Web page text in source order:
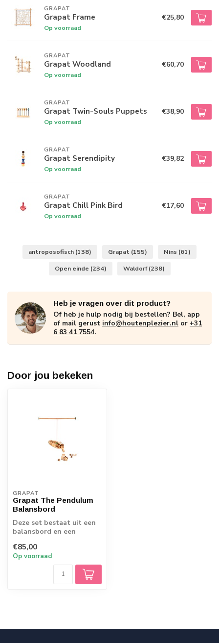
GRAPAT
Grapat Frame
Op voorraad
€25,80
GRAPAT
Grapat Woodland
Op voorraad
€60,70
GRAPAT
Grapat Twin-Souls Puppets
Op voorraad
€38,90
GRAPAT
Grapat Serendipity
Op voorraad
€39,82
GRAPAT
Grapat Chill Pink Bird
Op voorraad
€17,60
antroposofisch (138) Grapat (155) Nins (61)
Open einde (234) Waldorf(238)
Heb je vragen over dit product?
Of heb je hulp nodig bij bestellen? Bel, app
of mail gerust info@houtenplezier.nl or +31
6 83 41 7554.
Door jou bekeken
GRAPAT
Grapat The Pendulum
Balansbord
Deze set bestaat uit een
balansbord en een
blokken, ontworpen...
€85,00
Op voorraad